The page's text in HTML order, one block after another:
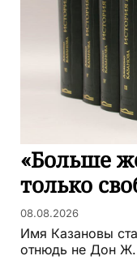
«Больше
только
08.08.2026
Имя Казановы
отнюдь не Дон